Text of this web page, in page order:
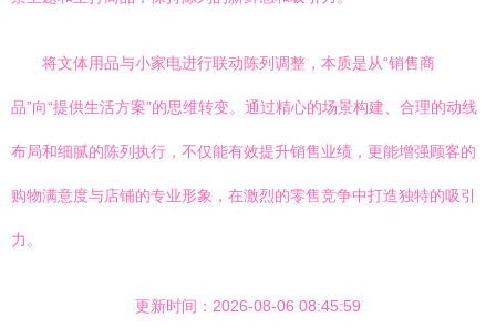
将文体用品与小家电进行联动陈列调整，本质是从“销售商
品”向“提供生活方案”的思维转变。通过精心的场景构建、合理的动线
布局和细腻的陈列执行，不仅能有效提升销售业绩，更能增强顾客的
购物满意度与店铺的专业形象，在激烈的零售竞争中打造独特的吸引
力。
更新时间：2026-08-06 08:45:59